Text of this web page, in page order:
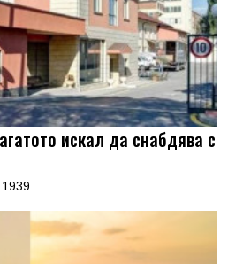
искал да снабдява с
1939